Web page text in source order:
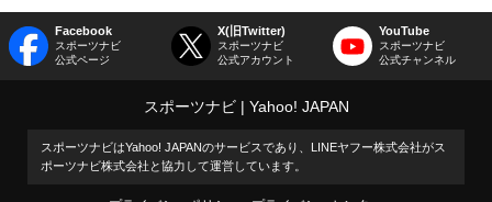
Facebook
スポーツナビ
公式ページ
X(旧Twitter)
スポーツナビ
公式アカウント
YouTube
スポーツナビ
公式チャンネル
スポーツナビ Yahoo! JAPAN
スポーツナビはYahoo! JAPANのサービスであり、LINEヤフー株式会社がス
ポーツナビ株式会社と協力して運営しています。